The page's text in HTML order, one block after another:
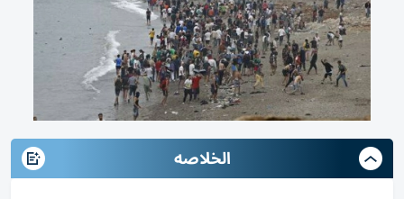
الخلاصه